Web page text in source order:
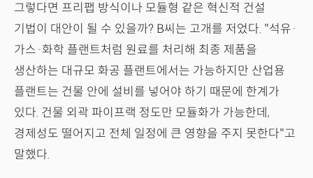
그렇다면 프리팹 방식이나 모듈형 같은 혁신적 건설
기법이 대안이 될 수 있을까? B씨는 고개를 저었다. "석유·
가스·화학 플랜트처럼 원료를 처리해 최종 제품을
생산하는 대규모 화공 플랜트에서는 가능하지만 산업용
플랜트는 건물 안에 설비를 넣어야 하기 때문에 한계가
있다. 건물 외곽 파이프랙 정도만 모듈화가 가능한데,
경제성도 떨어지고 전체 일정에 큰 영향을 주지 못한다"고
말했다.